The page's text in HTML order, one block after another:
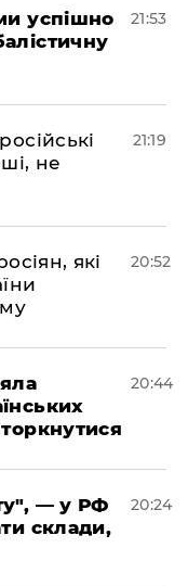
успішно
21:53
не
21:19
які
20:52
20:44
— у РФ
склади,
20:24